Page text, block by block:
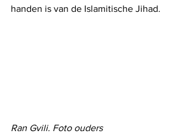
handen is van de Islamitische Jihad.
Ran Gvili. Foto ouders